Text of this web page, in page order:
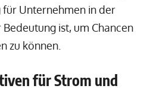
Unternehmen in der
ist, um Chancen
zu können.
für Strom und